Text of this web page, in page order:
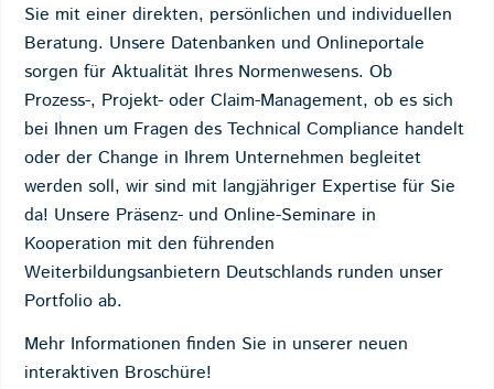
Sie mit einer direkten, persönlichen und individuellen
Beratung. Unsere Datenbanken und Onlineportale
sorgen für Aktualität Ihres Normenwesens. Ob
Prozess-, Projekt- oder Claim-Management, ob es sich
bei Ihnen um Fragen des Technical Compliance handelt
oder der Change in Ihrem Unternehmen begleitet
werden soll, wir sind mit langjähriger Expertise für Sie
da! Unsere Präsenz- und Online-Seminare in
Kooperation mit den führenden
Weiterbildungsanbietern Deutschlands runden unser
Portfolio ab.
Mehr Informationen finden Sie in unserer neuen
interaktiven Broschüre!